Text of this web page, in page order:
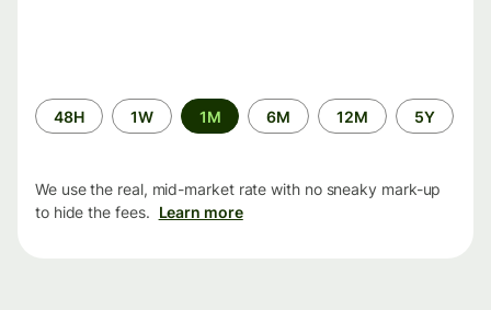
Time
period
48H 1W 1M 6M 12M 5Y
We use the real, mid-market rate with no sneaky mark-up
to hide the fees. Learn more